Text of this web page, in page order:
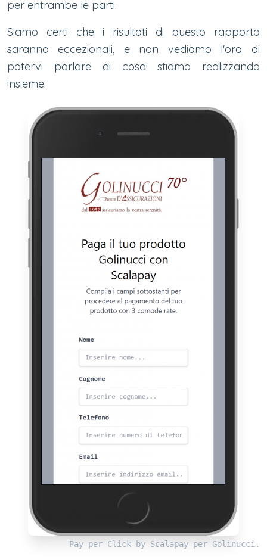
per entrambe le parti.
Siamo certi che i risultati di questo rapporto
saranno eccezionali, e non vediamo l'ora di
potervi parlare di cosa stiamo realizzando
insieme.
Pay per Click by Scalapay per Golinucci.